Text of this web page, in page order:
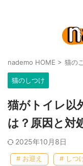
nademo HOME > 猫の
猫のしつけ
猫がトイレ以
は？原因と対
2025年10月8日
# お迎え # しつ